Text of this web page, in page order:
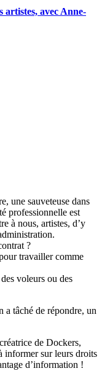
artistes, avec Anne-
une sauveteuse dans
professionnelle est
à nous, artistes, d’y
?
travailler comme
voleurs ou des
a tâché de répondre, un
de Dockers,
informer sur leurs droits
d’information !